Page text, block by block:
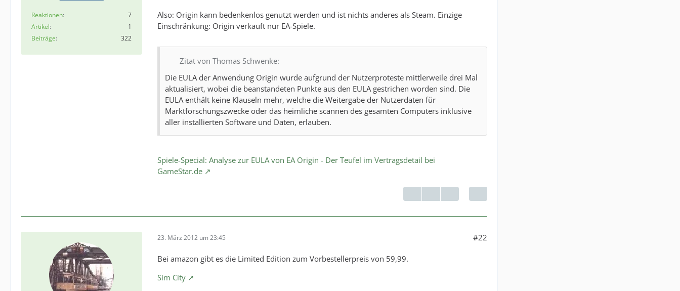
Reaktionen
7
Artikel
1
Beiträge
322
Also: Origin kann bedenkenlos genutzt werden und ist nichts anderes als Steam. Einzige
Einschränkung: Origin verkauft nur EA-Spiele.
Zitat von Thomas Schwenke:
Die EULA der Anwendung Origin wurde aufgrund der Nutzerproteste mittlerweile drei Mal
aktualisiert, wobei die beanstandeten Punkte aus den EULA gestrichen worden sind. Die
EULA enthält keine Klauseln mehr, welche die Weitergabe der Nutzerdaten für
Marktforschungszwecke oder das heimliche scannen des gesamten Computers inklusive
aller installierten Software und Daten, erlauben.
Spiele-Special: Analyse zur EULA von EA Origin - Der Teufel im Vertragsdetail bei
GameStar.de
23. März 2012 um 23:45 #22
Bei amazon gibt es die Limited Edition zum Vorbestellerpreis von 59,99.
Sim City